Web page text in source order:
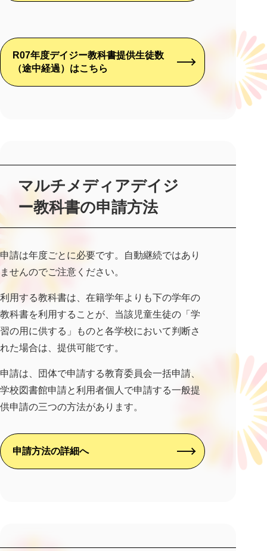
R07年度デイジー教科書提供生徒数
（途中経過）はこちら
マルチメディアデイジ
ー教科書の申請方法
申請は年度ごとに必要です。自動継続ではあり
ませんのでご注意ください。
利用する教科書は、在籍学年よりも下の学年の
教科書を利用することが、当該児童生徒の「学
習の用に供する」ものと各学校において判断さ
れた場合は、提供可能です。
申請は、団体で申請する教育委員会一括申請、
学校図書館申請と利用者個人で申請する一般提
供申請の三つの方法があります。
申請方法の詳細へ